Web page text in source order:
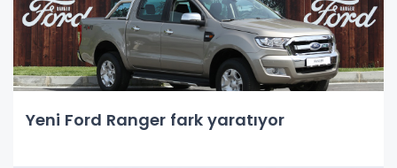
Yeni Ford Ranger fark yaratıyor